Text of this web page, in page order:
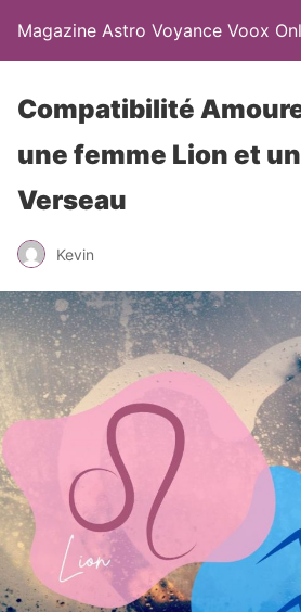
Magazine Astro Voyance Voox
Compatibilité
une femme Lion et
Verseau
Kevin